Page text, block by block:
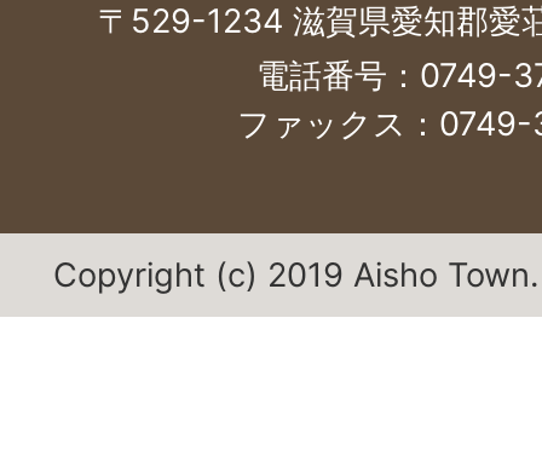
〒529-1234 滋賀県愛知郡愛
電話番号：0749-
ファックス：
Copyright (c) 2019 Aisho